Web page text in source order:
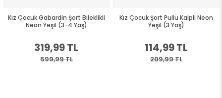
Kız Çocuk Gabardin Şort Bileklikli
Neon Yeşil (3-4 Yaş)
319,99 TL
599,99 TL
Kız Çocuk Şort Pullu Kalpli Neon
Yeşil (3 Yaş)
114,99 TL
209,99 TL